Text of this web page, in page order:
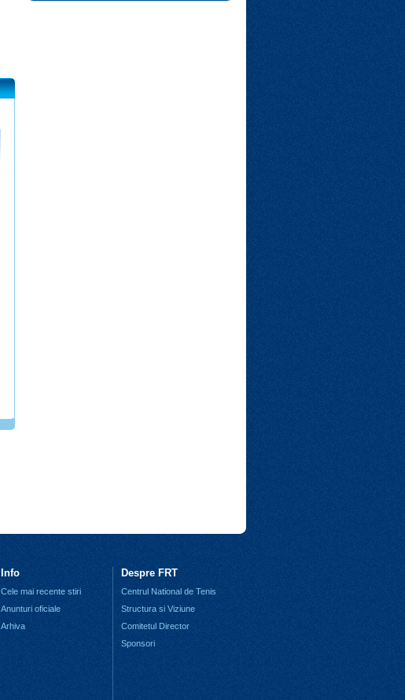
Info
Cele mai recente stiri
Anunturi oficiale
Arhiva
Despre FRT
Centrul National de Tenis
Structura si Viziune
Comitetul Director
Sponsori